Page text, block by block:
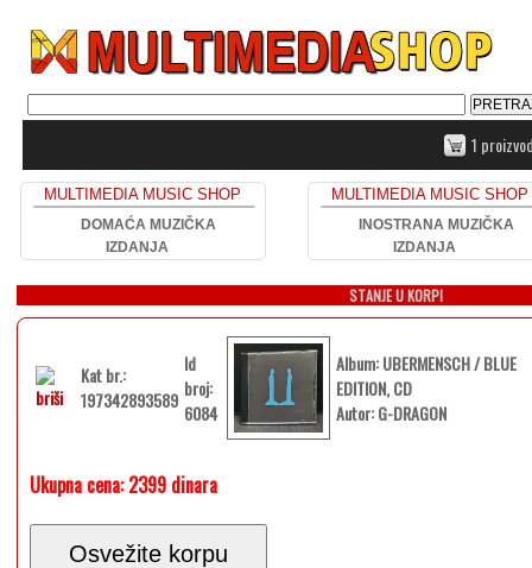
1
MULTIMEDIA MUSIC SHOP
DOMAĆA MUZIČKA
IZDANJA
MULTIMEDIA MUSIC SHOP
INOSTRANA MUZIČKA
IZDANJA
STANJE U KORPI
Kat br.:
197342893589
Id
broj:
6084
Album: UBERMENSCH / BLUE
EDITION, CD
Autor: G-DRAGON
Ukupna cena:2399 dinara
Osvežite korpu